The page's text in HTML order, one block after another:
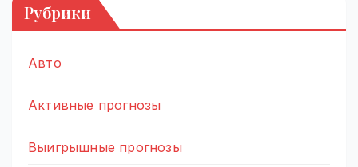
Рубрики
Авто
Активные прогнозы
Выигрышные прогнозы